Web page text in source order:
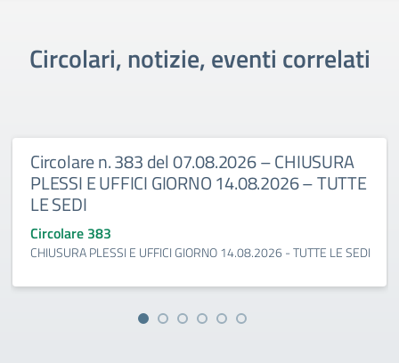
Circolari, notizie, eventi correlati
Circolare n. 383 del 07.08.2026 – CHIUSURA
PLESSI E UFFICI GIORNO 14.08.2026 – TUTTE
LE SEDI
Circolare 383
CHIUSURA PLESSI E UFFICI GIORNO 14.08.2026 - TUTTE LE SEDI